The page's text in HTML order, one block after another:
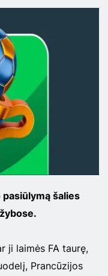
šalies
ji laimės FA taurę,
Prancūzijos